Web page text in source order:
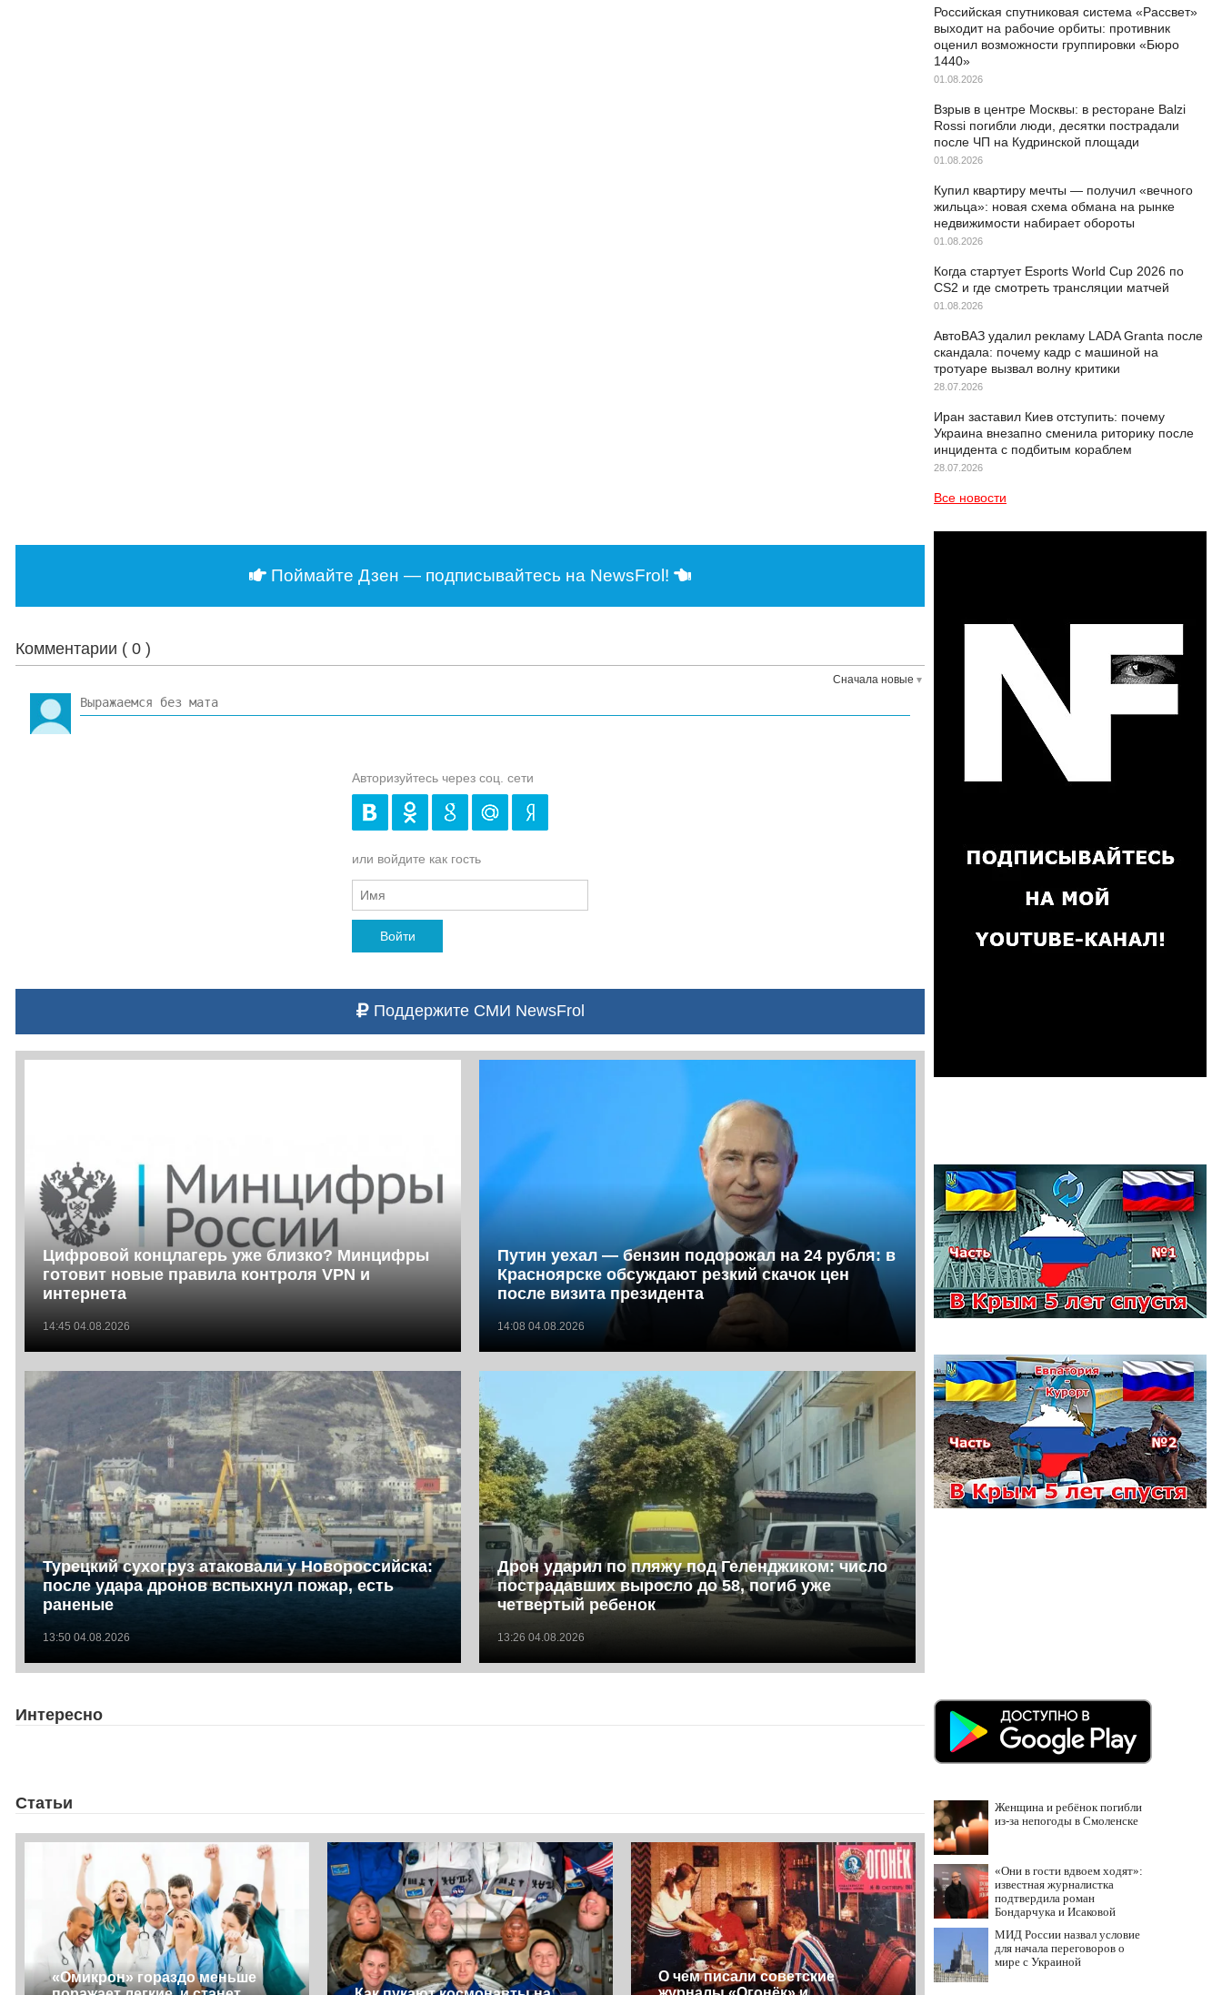
Поймайте Дзен — подписывайтесь на NewsFrol!
Комментарии ( 0 )
Сначала новые
Авторизуйтесь через соц. сети
или войдите как гость
Войти
Поддержите СМИ NewsFrol
Цифровой концлагерь уже близко? Минцифры
готовит новые правила контроля VPN и
интернета
14:45 04.08.2026
Путин уехал — бензин подорожал на 24 рубля: в
Красноярске обсуждают резкий скачок цен
после визита президента
14:08 04.08.2026
Турецкий сухогруз атаковали у Новороссийска:
после удара дронов вспыхнул пожар, есть
раненые
13:50 04.08.2026
Дрон ударил по пляжу под Геленджиком: число
пострадавших выросло до 58, погиб уже
четвертый ребенок
13:26 04.08.2026
Интересно
Статьи
«Омикрон» гораздо меньше
О чем писали советские
Российская спутниковая система «Рассвет»
выходит на рабочие орбиты: противник
оценил возможности группировки «Бюро
1440»
01.08.2026
Взрыв в центре Москвы: в ресторане Balzi
Rossi погибли люди, десятки пострадали
после ЧП на Кудринской площади
01.08.2026
Купил квартиру мечты — получил «вечного
жильца»: новая схема обмана на рынке
недвижимости набирает обороты
01.08.2026
Когда стартует Esports World Cup 2026 по
CS2 и где смотреть трансляции матчей
01.08.2026
АвтоВАЗ удалил рекламу LADA Granta после
скандала: почему кадр с машиной на
тротуаре вызвал волну критики
28.07.2026
Иран заставил Киев отступить: почему
Украина внезапно сменила риторику после
инцидента с подбитым кораблем
28.07.2026
Все новости
Женщина и ребёнок погибли
из-за непогоды в Смоленске
«Они в гости вдвоем ходят»:
известная журналистка
подтвердила роман
Бондарчука и Исаковой
МИД России назвал условие
для начала переговоров о
мире с Украиной